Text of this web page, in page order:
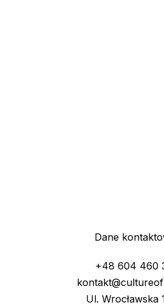
Dane
+48 604 460
Ul. Wrocławska